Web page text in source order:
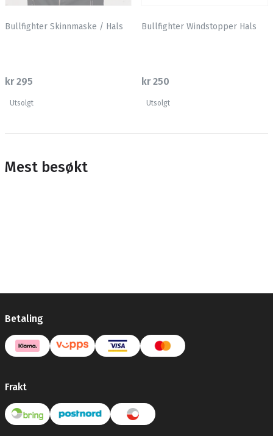
Bullfighter Skinnmaske / Hals
kr 295
Utsolgt
Bullfighter Windstopper Hals
kr 250
Utsolgt
Mest besøkt
Betaling
Frakt